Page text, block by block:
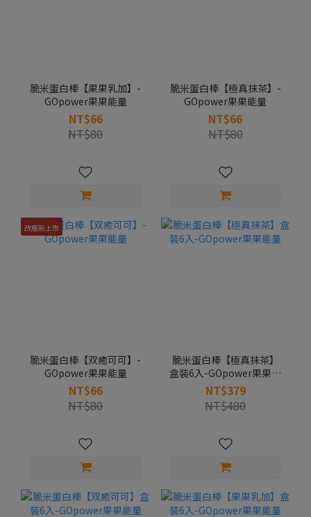
脆米蛋白棒【果果乳加】-
GOpower果果能量
NT$66
NT$80
脆米蛋白棒【極真抹茶】-
GOpower果果能量
NT$66
NT$80
改版新上市
脆米蛋白棒【双癒可可】-
GOpower果果能量
NT$66
NT$80
脆米蛋白棒【極真抹茶】
盒裝6入-GOpower果果能
量
NT$379
NT$480